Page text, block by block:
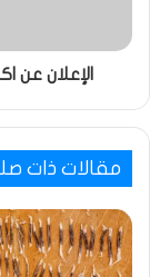
الإعلان عن
مقالات ذات